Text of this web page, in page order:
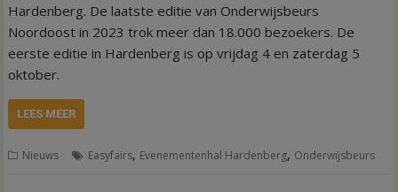
Hardenberg. De laatste editie van Onderwijsbeurs
Noordoost in 2023 trok meer dan 18.000 bezoekers. De
eerste editie in Hardenberg is op vrijdag 4 en zaterdag 5
oktober.
LEES MEER
Nieuws Easyfairs, Evenementenhal Hardenberg, Onderwijsbeurs